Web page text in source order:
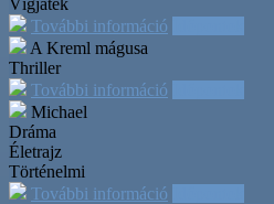
További információ
A Kreml mágusa
Thriller
További információ
Michael
Dráma
Életrajz
Történelmi
További információ